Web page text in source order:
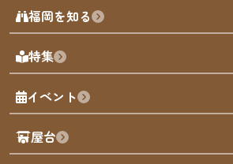
みんなの旅行記
天神エリア
博多旧市街
福岡城
歴史・文化
福岡を知る
福岡の見どころ
福岡の魅力
観光カレンダー
観光PR動画
まち歩き
特集
イベント
屋台